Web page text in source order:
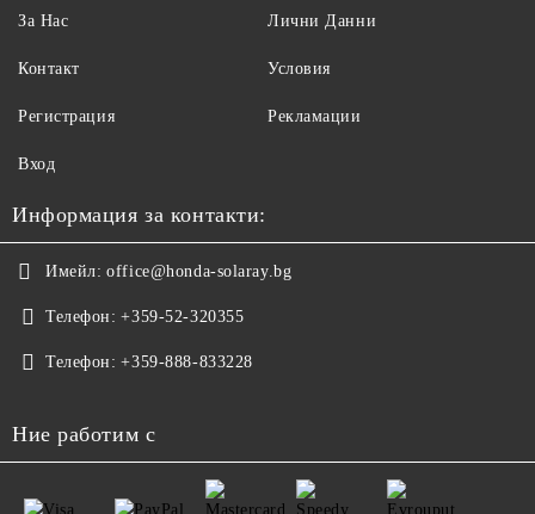
За Нас
Контакт
Регистрация
Вход
Лични Данни
Условия
Рекламации
Информация за контакти:
Имейл: office@honda-solaray.bg
Телефон: +359-52-320355
Телефон: +359-888-833228
Ние работим с